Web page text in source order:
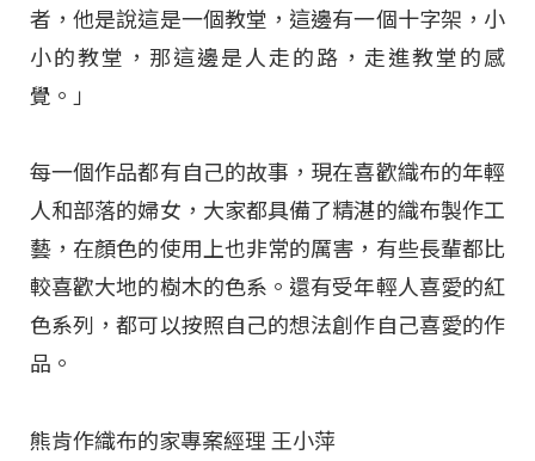
者，他是說這是一個教堂，這邊有一個十字架，小
小的教堂，那這邊是人走的路，走進教堂的感
覺。」
每一個作品都有自己的故事，現在喜歡織布的年輕
人和部落的婦女，大家都具備了精湛的織布製作工
藝，在顏色的使用上也非常的厲害，有些長輩都比
較喜歡大地的樹木的色系。還有受年輕人喜愛的紅
色系列，都可以按照自己的想法創作自己喜愛的作
品。
熊肯作織布的家專案經理 王小萍